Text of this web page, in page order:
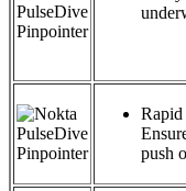
Rapid
push